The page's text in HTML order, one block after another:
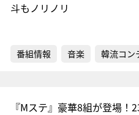
斗もノリノリ
番組情報 音楽 韓流コン
『Mステ』豪華8組が登場